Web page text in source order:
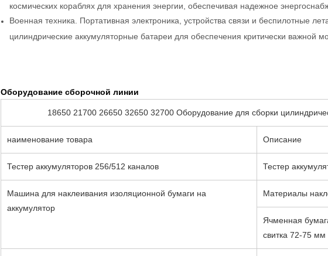
космических кораблях для хранения энергии, обеспечивая надежное
Военная техника. Портативная электроника, устройства связи и беспилотные
цилиндрические аккумуляторные батареи для обеспечения критически важной
Оборудование сборочной линии
18650 21700 26650 32650 32700 Оборудование для сборки
наименование товара Описание
Тестер аккумуляторов 256/512 каналов Тестер
Машина для наклеивания изоляционной бумаги на
аккумулятор
Материалы
Ячменная
свитка 72-75 мм